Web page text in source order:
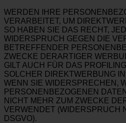
WERDEN IHRE
VERARBEITET, UM
SO HABEN SIE DAS RECHT,
WIDERSPRUCH GEGEN DIE
BETREFFENDER
ZWECKE DERARTIGER
GILT AUCH FÜR DAS
SOLCHER DIREKTWERBUNG
WENN SIE WIDERSPRECHEN,
PERSONENBEZOGENEN
NICHT MEHR ZUM ZWECKE
VERWENDET (WIDERSPRUCH
DSGVO).